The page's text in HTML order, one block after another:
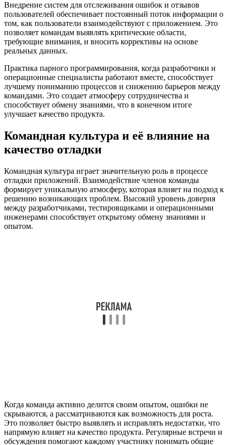
Внедрение систем для отслеживания ошибок и отзывов
пользователей обеспечивает постоянный поток информации о
том, как пользователи взаимодействуют с приложением. Это
позволяет командам выявлять критические области,
требующие внимания, и вносить коррективы на основе
реальных данных.
Практика парного программирования, когда разработчики и
операционные специалисты работают вместе, способствует
лучшему пониманию процессов и снижению барьеров между
командами. Это создает атмосферу сотрудничества и
способствует обмену знаниями, что в конечном итоге
улучшает качество продукта.
Командная культура и её влияние на
качество отладки
Командная культура играет значительную роль в процессе
отладки приложений. Взаимодействие членов команды
формирует уникальную атмосферу, которая влияет на подход к
решению возникающих проблем. Высокий уровень доверия
между разработчиками, тестировщиками и операционными
инженерами способствует открытому обмену знаниями и
опытом.
Когда команда активно делится своим опытом, ошибки не
скрываются, а рассматриваются как возможность для роста.
Это позволяет быстро выявлять и исправлять недостатки, что
напрямую влияет на качество продукта. Регулярные встречи и
обсуждения помогают каждому участнику понимать общие